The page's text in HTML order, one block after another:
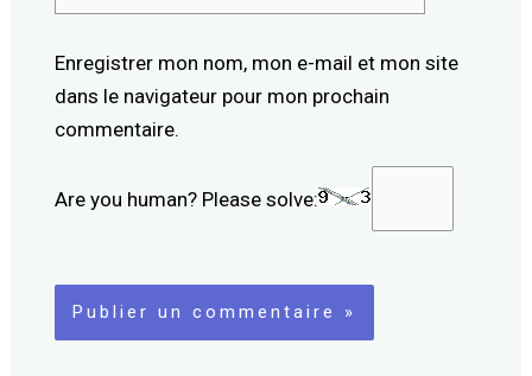
Enregistrer mon nom, mon e-mail et mon site
dans le navigateur pour mon prochain
commentaire.
Are you human? Please solve: